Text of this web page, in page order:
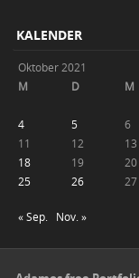
KALENDER
Oktober 2021
M
D M
4
5 6
11
12 13
18
19 20
25
26 27
« Sep. Nov. »